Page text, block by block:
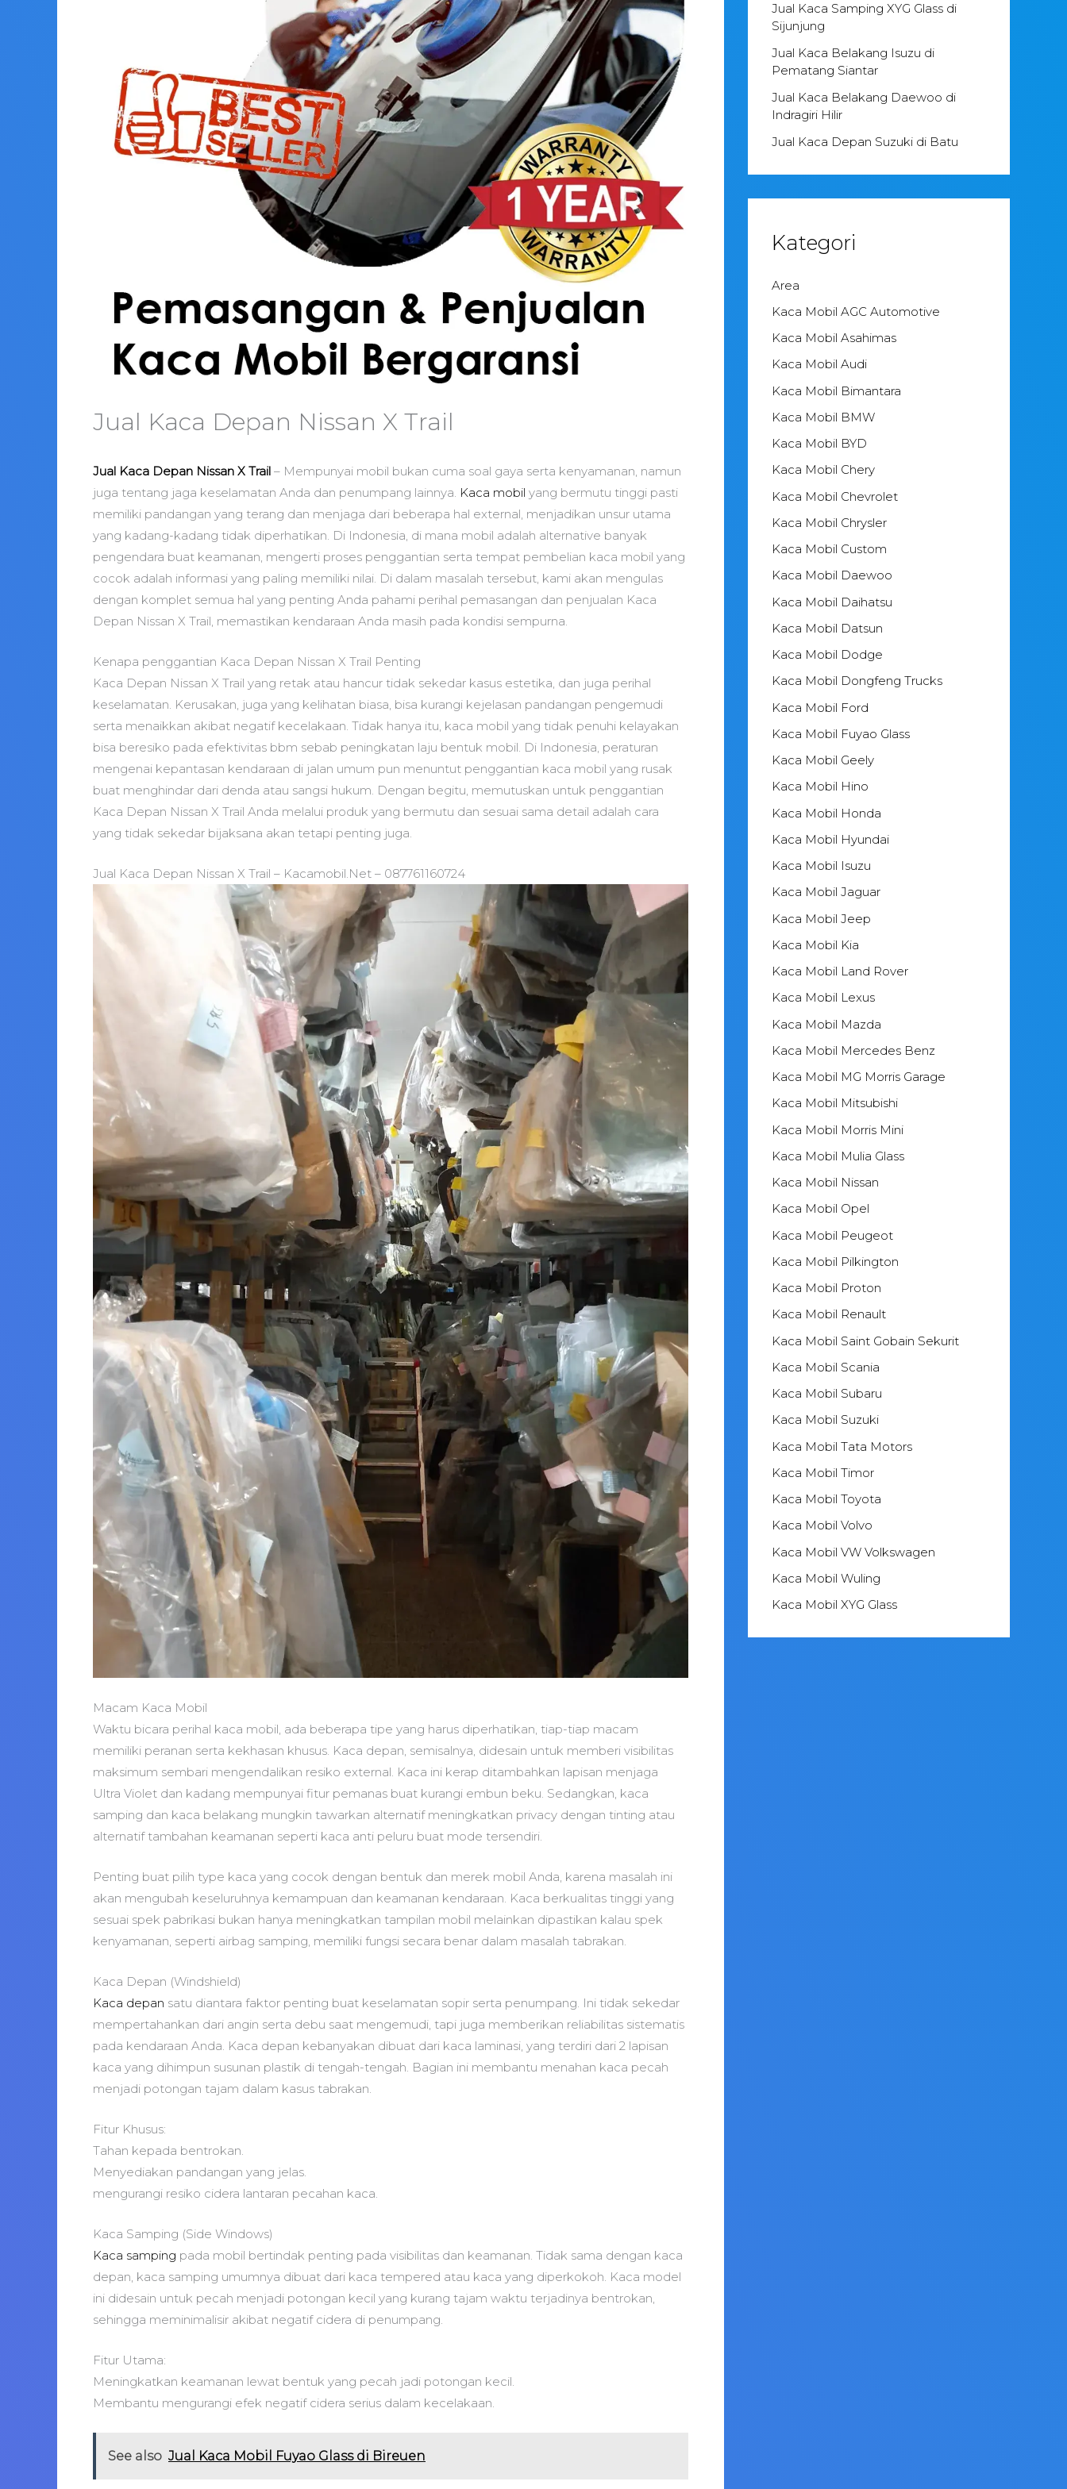
Jual Kaca Depan Nissan X Trail
Jual Kaca Depan Nissan X Trail – Mempunyai mobil bukan cuma soal gaya serta kenyamanan, namun
juga tentang jaga keselamatan Anda dan penumpang lainnya. Kaca mobil yang bermutu tinggi pasti
memiliki pandangan yang terang dan menjaga dari beberapa hal external, menjadikan unsur utama
yang kadang-kadang tidak diperhatikan. Di Indonesia, di mana mobil adalah alternative banyak
pengendara buat keamanan, mengerti proses penggantian serta tempat pembelian kaca mobil yang
cocok adalah informasi yang paling memiliki nilai. Di dalam masalah tersebut, kami akan mengulas
dengan komplet semua hal yang penting Anda pahami perihal pemasangan dan penjualan Kaca
Depan Nissan X Trail, memastikan kendaraan Anda masih pada kondisi sempurna.
Kenapa penggantian Kaca Depan Nissan X Trail Penting
Kaca Depan Nissan X Trail yang retak atau hancur tidak sekedar kasus estetika, dan juga perihal
keselamatan. Kerusakan, juga yang kelihatan biasa, bisa kurangi kejelasan pandangan pengemudi
serta menaikkan akibat negatif kecelakaan. Tidak hanya itu, kaca mobil yang tidak penuhi kelayakan
bisa beresiko pada efektivitas bbm sebab peningkatan laju bentuk mobil. Di Indonesia, peraturan
mengenai kepantasan kendaraan di jalan umum pun menuntut penggantian kaca mobil yang rusak
buat menghindar dari denda atau sangsi hukum. Dengan begitu, memutuskan untuk penggantian
Kaca Depan Nissan X Trail Anda melalui produk yang bermutu dan sesuai sama detail adalah cara
yang tidak sekedar bijaksana akan tetapi penting juga.
Jual Kaca Depan Nissan X Trail – Kacamobil.Net – 087761160724
Macam Kaca Mobil
Waktu bicara perihal kaca mobil, ada beberapa tipe yang harus diperhatikan, tiap-tiap macam
memiliki peranan serta kekhasan khusus. Kaca depan, semisalnya, didesain untuk memberi visibilitas
maksimum sembari mengendalikan resiko external. Kaca ini kerap ditambahkan lapisan menjaga
Ultra Violet dan kadang mempunyai fitur pemanas buat kurangi embun beku. Sedangkan, kaca
samping dan kaca belakang mungkin tawarkan alternatif meningkatkan privacy dengan tinting atau
alternatif tambahan keamanan seperti kaca anti peluru buat mode tersendiri.
Penting buat pilih type kaca yang cocok dengan bentuk dan merek mobil Anda, karena masalah ini
akan mengubah keseluruhnya kemampuan dan keamanan kendaraan. Kaca berkualitas tinggi yang
sesuai spek pabrikasi bukan hanya meningkatkan tampilan mobil melainkan dipastikan kalau spek
kenyamanan, seperti airbag samping, memiliki fungsi secara benar dalam masalah tabrakan.
Kaca Depan (Windshield)
Kaca depan satu diantara faktor penting buat keselamatan sopir serta penumpang. Ini tidak sekedar
mempertahankan dari angin serta debu saat mengemudi, tapi juga memberikan reliabilitas sistematis
pada kendaraan Anda. Kaca depan kebanyakan dibuat dari kaca laminasi, yang terdiri dari 2 lapisan
kaca yang dihimpun susunan plastik di tengah-tengah. Bagian ini membantu menahan kaca pecah
menjadi potongan tajam dalam kasus tabrakan.
Fitur Khusus:
Tahan kepada bentrokan.
Menyediakan pandangan yang jelas.
mengurangi resiko cidera lantaran pecahan kaca.
Kaca Samping (Side Windows)
Kaca samping pada mobil bertindak penting pada visibilitas dan keamanan. Tidak sama dengan kaca
depan, kaca samping umumnya dibuat dari kaca tempered atau kaca yang diperkokoh. Kaca model
ini didesain untuk pecah menjadi potongan kecil yang kurang tajam waktu terjadinya bentrokan,
sehingga meminimalisir akibat negatif cidera di penumpang.
Fitur Utama:
Meningkatkan keamanan lewat bentuk yang pecah jadi potongan kecil.
Membantu mengurangi efek negatif cidera serius dalam kecelakaan.
See also Jual Kaca Mobil Fuyao Glass di Bireuen
Jual Kaca Samping XYG Glass di
Sijunjung
Jual Kaca Belakang Isuzu di
Pematang Siantar
Jual Kaca Belakang Daewoo di
Indragiri Hilir
Jual Kaca Depan Suzuki di Batu
Kategori
Area
Kaca Mobil AGC Automotive
Kaca Mobil Asahimas
Kaca Mobil Audi
Kaca Mobil Bimantara
Kaca Mobil BMW
Kaca Mobil BYD
Kaca Mobil Chery
Kaca Mobil Chevrolet
Kaca Mobil Chrysler
Kaca Mobil Custom
Kaca Mobil Daewoo
Kaca Mobil Daihatsu
Kaca Mobil Datsun
Kaca Mobil Dodge
Kaca Mobil Dongfeng Trucks
Kaca Mobil Ford
Kaca Mobil Fuyao Glass
Kaca Mobil Geely
Kaca Mobil Hino
Kaca Mobil Honda
Kaca Mobil Hyundai
Kaca Mobil Isuzu
Kaca Mobil Jaguar
Kaca Mobil Jeep
Kaca Mobil Kia
Kaca Mobil Land Rover
Kaca Mobil Lexus
Kaca Mobil Mazda
Kaca Mobil Mercedes Benz
Kaca Mobil MG Morris Garage
Kaca Mobil Mitsubishi
Kaca Mobil Morris Mini
Kaca Mobil Mulia Glass
Kaca Mobil Nissan
Kaca Mobil Opel
Kaca Mobil Peugeot
Kaca Mobil Pilkington
Kaca Mobil Proton
Kaca Mobil Renault
Kaca Mobil Saint Gobain Sekurit
Kaca Mobil Scania
Kaca Mobil Subaru
Kaca Mobil Suzuki
Kaca Mobil Tata Motors
Kaca Mobil Timor
Kaca Mobil Toyota
Kaca Mobil Volvo
Kaca Mobil VW Volkswagen
Kaca Mobil Wuling
Kaca Mobil XYG Glass